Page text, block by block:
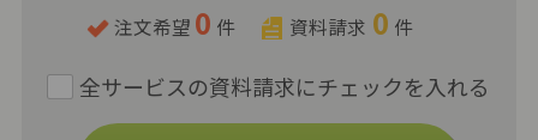
注文希望 0 件 資料請求 0 件